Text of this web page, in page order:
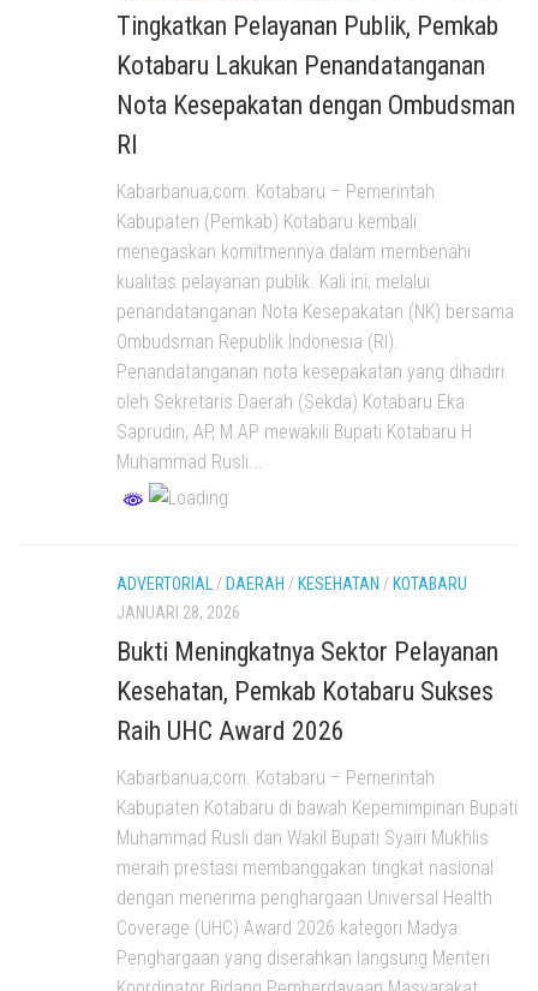
Tingkatkan Pelayanan Publik, Pemkab
Kotabaru Lakukan Penandatanganan
Nota Kesepakatan dengan Ombudsman
RI
Kabarbanua,com. Kotabaru – Pemerintah
Kabupaten (Pemkab) Kotabaru kembali
menegaskan komitmennya dalam membenahi
kualitas pelayanan publik. Kali ini, melalui
penandatanganan Nota Kesepakatan (NK) bersama
Ombudsman Republik Indonesia (RI).
Penandatanganan nota kesepakatan yang dihadiri
oleh Sekretaris Daerah (Sekda) Kotabaru Eka
Saprudin, AP, M.AP mewakili Bupati Kotabaru H
Muhammad Rusli...
ADVERTORIAL / DAERAH / KESEHATAN / KOTABARU
JANUARI 28, 2026
Bukti Meningkatnya Sektor Pelayanan
Kesehatan, Pemkab Kotabaru Sukses
Raih UHC Award 2026
Kabarbanua,com. Kotabaru – Pemerintah
Kabupaten Kotabaru di bawah Kepemimpinan Bupati
Muhammad Rusli dan Wakil Bupati Syairi Mukhlis
meraih prestasi membanggakan tingkat nasional
dengan menerima penghargaan Universal Health
Coverage (UHC) Award 2026 kategori Madya.
Penghargaan yang diserahkan langsung Menteri